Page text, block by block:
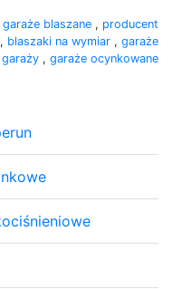
garaże blaszane , producent
, blaszaki na wymiar , garaże
, garaże ocynkowane